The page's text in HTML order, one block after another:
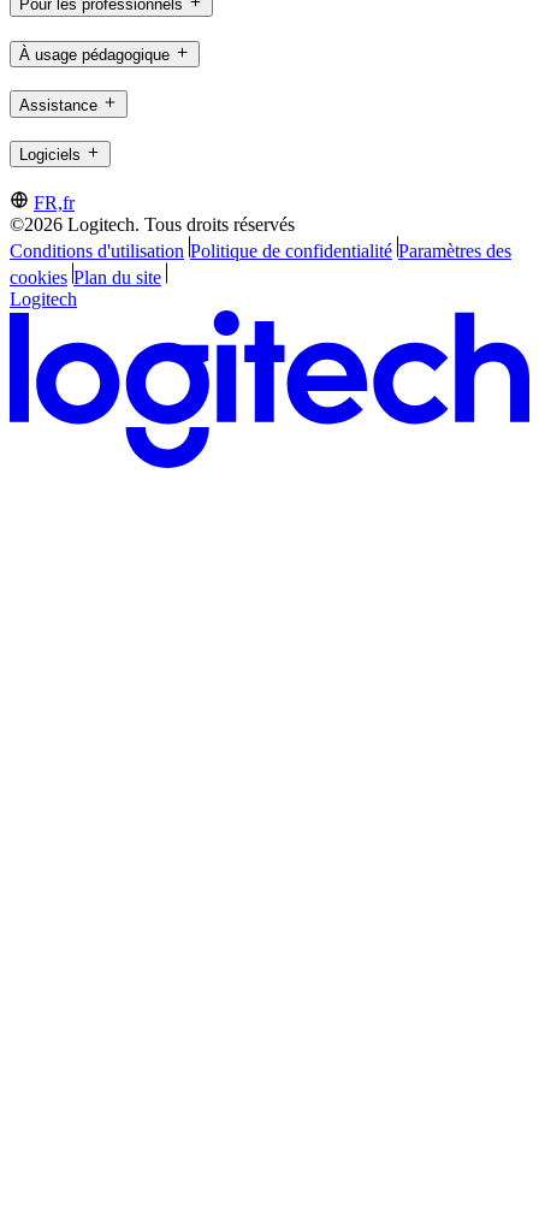
Pour les professionnels
À usage pédagogique
Assistance
Logiciels
FR,fr
©2026 Logitech. Tous droits réservés
Conditions d'utilisation Politique de confidentialité Paramètres des
cookies Plan du site
Logitech